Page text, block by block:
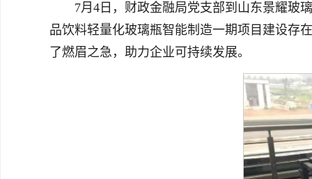
7月4日，财政金融局党支部到山东景耀玻
品饮料轻量化玻璃瓶智能制造一期项目建设存
了燃眉之急，助力企业可持续发展。